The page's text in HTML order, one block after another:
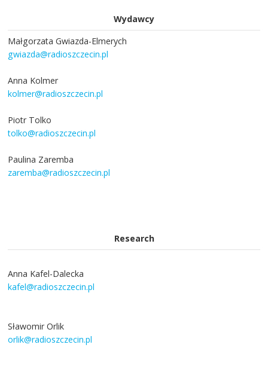
Wydawcy
Małgorzata Gwiazda-Elmerych
gwiazda@radioszczecin.pl
Anna Kolmer
kolmer@radioszczecin.pl
Piotr Tolko
tolko@radioszczecin.pl
Paulina Zaremba
zaremba@radioszczecin.pl
Research
Anna Kafel-Dalecka
kafel@radioszczecin.pl
Sławomir Orlik
orlik@radioszczecin.pl